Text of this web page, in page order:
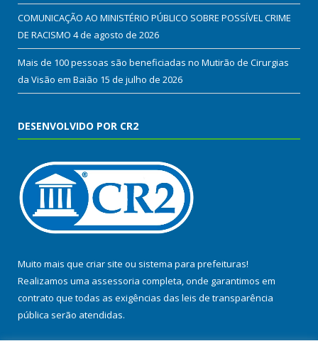
COMUNICAÇÃO AO MINISTÉRIO PÚBLICO SOBRE POSSÍVEL CRIME
DE RACISMO 4 de agosto de 2026
Mais de 100 pessoas são beneficiadas no Mutirão de Cirurgias
da Visão em Baião 15 de julho de 2026
DESENVOLVIDO POR CR2
Muito mais que criar site ou sistema para prefeituras!
Realizamos uma assessoria completa, onde garantimos em
contrato que todas as exigências das leis de transparência
pública serão atendidas.